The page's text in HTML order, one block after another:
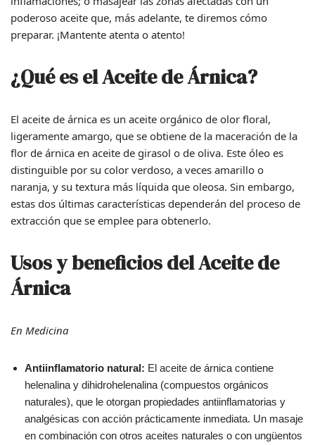
poderoso aceite que, más adelante, te diremos cómo
preparar. ¡Mantente atenta o atento!
¿Qué es el Aceite de Árnica?
El aceite de árnica es un aceite orgánico de olor floral,
ligeramente amargo, que se obtiene de la maceración de la
flor de árnica en aceite de girasol o de oliva. Este óleo es
distinguible por su color verdoso, a veces amarillo o
naranja, y su textura más líquida que oleosa. Sin embargo,
estas dos últimas características dependerán del proceso de
extracción que se emplee para obtenerlo.
Usos y beneficios del Aceite de
Árnica
En Medicina
Antiinflamatorio natural: El aceite de árnica contiene
helenalina y dihidrohelenalina (compuestos orgánicos
naturales), que le otorgan propiedades antiinflamatorias y
analgésicas con acción prácticamente inmediata. Un masaje
en combinación con otros aceites naturales o con ungüentos